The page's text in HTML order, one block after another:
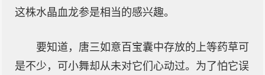
这株水晶血龙参是相当的感兴趣。
要知道，唐三如意百宝囊中存放的上等药草可
是不少，可小舞却从未对它们心动过。为了怕它误